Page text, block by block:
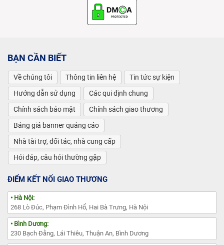
BẠN CẦN BIẾT
Về chúng tôi Thông tin liên hệ
Tin tức sự kiện
Hướng dẫn sử dụng
Các qui định chung
Chính sách bảo mật
Chính sách giao thương
Bảng giá banner quảng cáo
Nhà tài trợ, đối tác, nhà cung cấp
Hỏi đáp, câu hỏi thường gặp
ĐIỂM KẾT NỐI GIAO THƯƠNG
• Hà Nội:
268 Lò Đúc, Phạm Đình Hổ, Hai Bà Trưng, Hà Nội
• Bình Dương:
230 Bạch Đằng, Lái Thiêu, Thuận An, Bình Dương